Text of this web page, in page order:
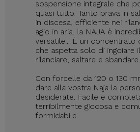
sospensione integrale che
quasi tutto. Tanto brava in
in discesa, efficiente nei
agio in aria, la NAJA è
versatile... È un concentrato
che aspetta solo di ingoiare
rilanciare, saltare e sbandare.
Con forcelle da 120 o 130
dare alla vostra Naja la
desiderate. Facile e
terribilmente giocosa e
formidabile.